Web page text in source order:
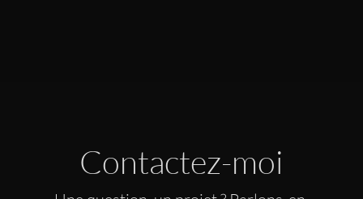
Contactez-moi